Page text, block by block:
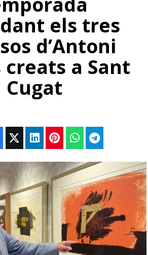
els tres
d’Antoni
creats a Sant
Cugat